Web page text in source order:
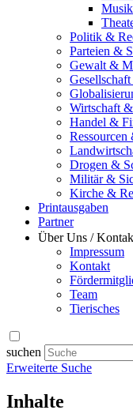
Musik
Politik &
Parteien &
Gewalt &
Wirtschaft
Handel &
Drogen &
Militär &
Kirche &
Printausgaben
Partner
Über Uns /
Impressum
Kontakt
Team
Tierisches
suchen
Erweiterte Suche
Inhalte